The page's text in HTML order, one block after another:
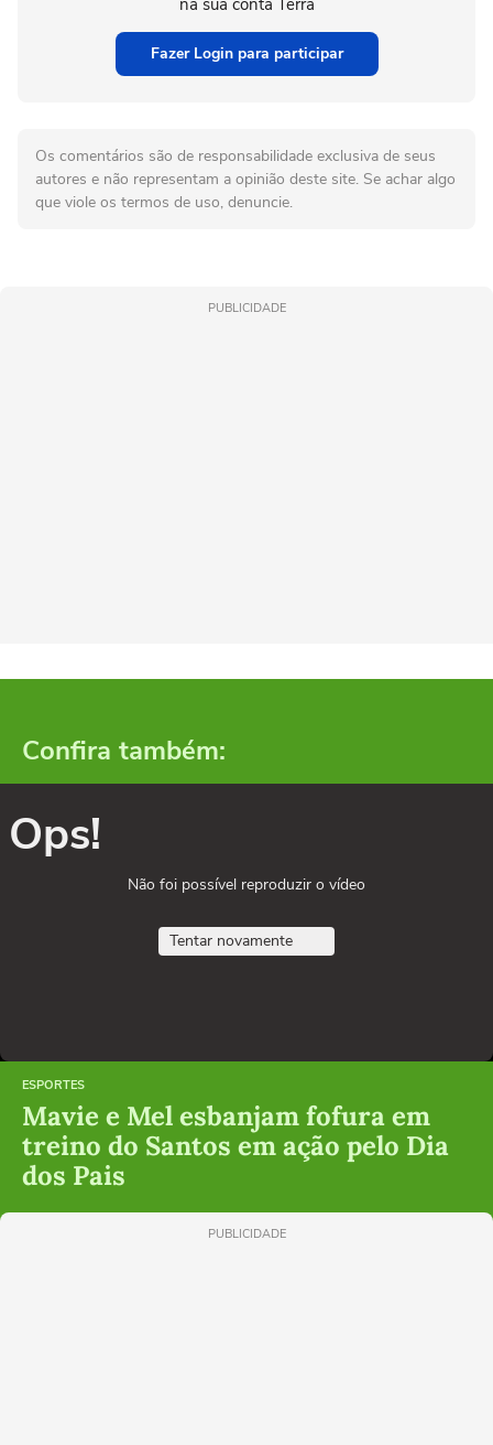
na sua conta Terra
Fazer Login para participar
Os comentários são de responsabilidade exclusiva de seus
autores e não representam a opinião deste site. Se achar algo
que viole os termos de uso, denuncie.
PUBLICIDADE
Confira também:
Ops!
Não foi possível reproduzir o vídeo
Tentar novamente
ESPORTES
Mavie e Mel esbanjam fofura em
treino do Santos em ação pelo Dia
dos Pais
PUBLICIDADE